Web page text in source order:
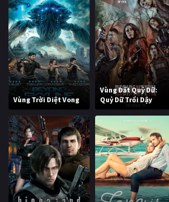
Vùng Trời Diệt Vong
Vùng Đất Quỷ Dữ:
Quỷ Dữ Trổi Dậy